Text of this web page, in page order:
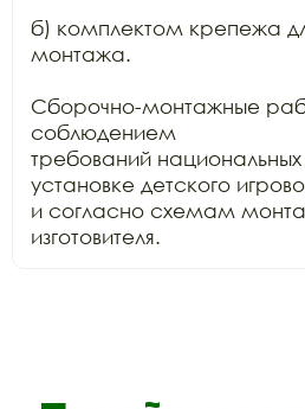
б) комплектом крепежа
монтажа.
Сборочно-монтажные
соблюдением
требований
установке детского
и согласно схемам
изготовителя.